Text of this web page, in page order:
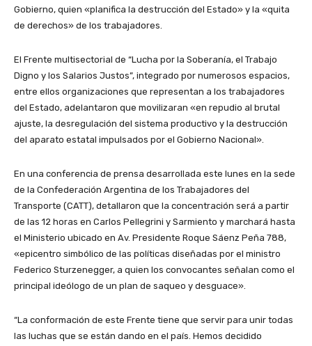
Gobierno, quien «planifica la destrucción del Estado» y la «quita
de derechos» de los trabajadores.
El Frente multisectorial de “Lucha por la Soberanía, el Trabajo
Digno y los Salarios Justos”, integrado por numerosos espacios,
entre ellos organizaciones que representan a los trabajadores
del Estado, adelantaron que movilizaran «en repudio al brutal
ajuste, la desregulación del sistema productivo y la destrucción
del aparato estatal impulsados por el Gobierno Nacional».
En una conferencia de prensa desarrollada este lunes en la sede
de la Confederación Argentina de los Trabajadores del
Transporte (CATT), detallaron que la concentración será a partir
de las 12 horas en Carlos Pellegrini y Sarmiento y marchará hasta
el Ministerio ubicado en Av. Presidente Roque Sáenz Peña 788,
«epicentro simbólico de las políticas diseñadas por el ministro
Federico Sturzenegger, a quien los convocantes señalan como el
principal ideólogo de un plan de saqueo y desguace».
“La conformación de este Frente tiene que servir para unir todas
las luchas que se están dando en el país. Hemos decidido